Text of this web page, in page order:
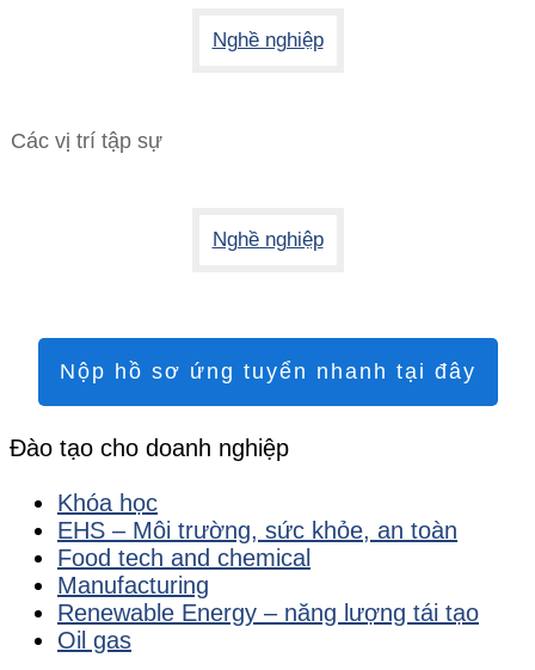
Nghề nghiệp
Các vị trí tập sự
Nghề nghiệp
Nộp hồ sơ ứng tuyển nhanh tại đây
Đào tạo cho doanh nghiệp
Khóa học
EHS – Môi trường, sức khỏe, an toàn
Food tech and chemical
Manufacturing
Renewable Energy – năng lượng tái tạo
Oil gas